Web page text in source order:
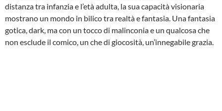
distanza tra infanzia e l’età adulta, la sua capacità visionaria
mostrano un mondo in bilico tra realtà e fantasia. Una fantasia
gotica, dark, ma con un tocco di malinconia e un qualcosa che
non esclude il comico, un che di giocosità, un’innegabile grazia.